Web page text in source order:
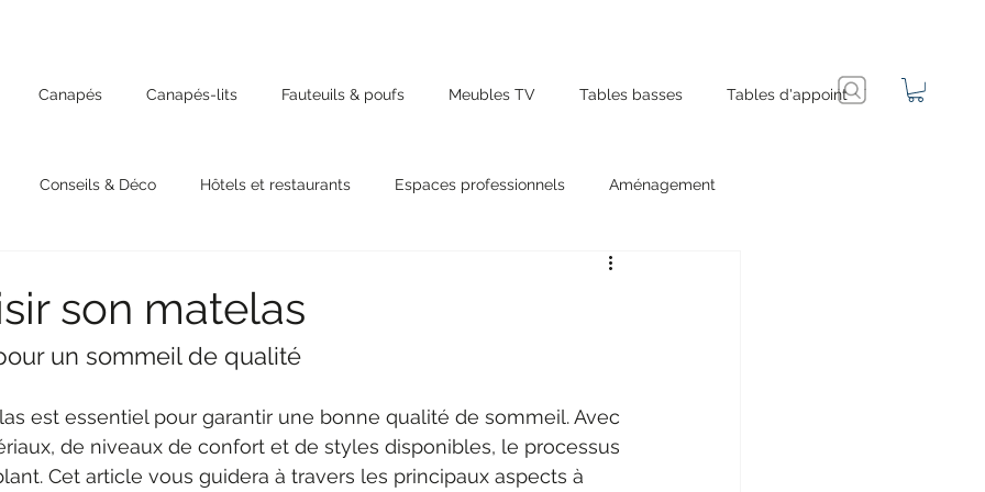
Canapés Canapés-lits Fauteuils & poufs Meubles TV Tables basses Tables d'appoint
Conseils & Déco Hôtels et restaurants Espaces professionnels Aménagement
son matelas
un sommeil de qualité
est essentiel pour garantir une bonne qualité de sommeil. Avec
de niveaux de confort et de styles disponibles, le processus
Cet article vous guidera à travers les principaux aspects à